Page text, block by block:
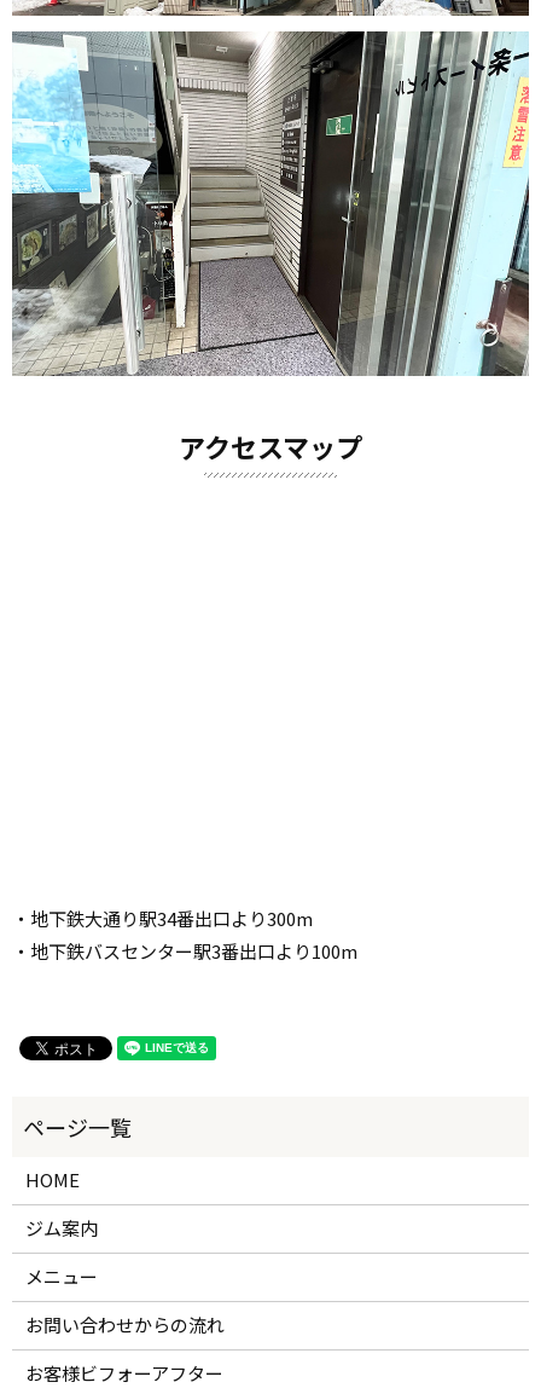
アクセスマップ
・地下鉄大通り駅34番出口より300m
・地下鉄バスセンター駅3番出口より100m
HOME
ジム案内
メニュー
お問い合わせからの流れ
お客様ビフォーアフター